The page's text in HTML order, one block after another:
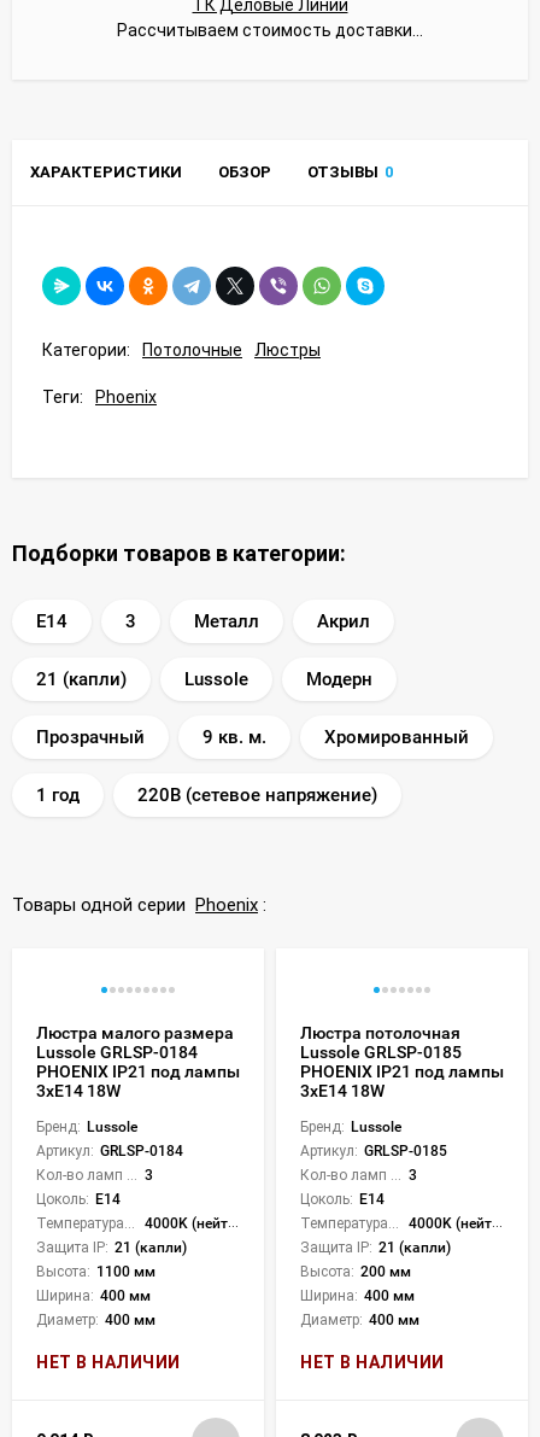
ТК Деловые Линии
Рассчитываем стоимость доставки...
ХАРАКТЕРИСТИКИ ОБЗОР ОТЗЫВЫ 0
Категории: Потолочные Люстры
Теги: Phoenix
Подборки товаров в категории:
E14 3 Металл Акрил
21 (капли) Lussole Модерн
Прозрачный 9 кв. м. Хромированный
1 год 220В (сетевое напряжение)
Товары одной серии Phoenix :
Люстра малого размера
Lussole GRLSP-0184
PHOENIX IP21 под лампы
3xE14 18W
Бренд: Lussole
Артикул: GRLSP-0184
3
Цоколь: E14
4000K (нейтральный)
Защита IP: 21 (капли)
Высота: 1100 мм
Ширина: 400 мм
Диаметр: 400 мм
НЕТ В НАЛИЧИИ
Люстра потолочная
Lussole GRLSP-0185
PHOENIX IP21 под лампы
3xE14 18W
Бренд: Lussole
Артикул: GRLSP-0185
3
Цоколь: E14
4000K (нейтральный)
Защита IP: 21 (капли)
Высота: 200 мм
Ширина: 400 мм
Диаметр: 400 мм
НЕТ В НАЛИЧИИ